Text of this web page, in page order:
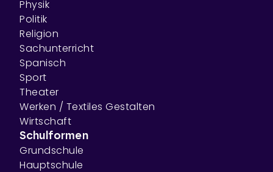
Physik
Politik
Religion
Sachunterricht
Spanisch
Sport
Theater
Werken / Textiles Gestalten
Wirtschaft
Schulformen
Grundschule
Hauptschule